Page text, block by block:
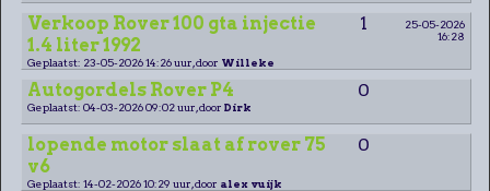
Verkoop Rover 100 gta injectie
1.4 liter 1992
1
25-05-2026
16:28
Geplaatst: 23-05-2026 14:26 uur, door Willeke
Autogordels Rover P4 0
Geplaatst: 04-03-2026 09:02 uur, door Dirk
lopende motor slaat af rover 75
v6
0
Geplaatst: 14-02-2026 10:29 uur, door alex vuijk